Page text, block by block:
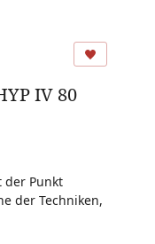
IV 80
der Punkt
der Techniken,